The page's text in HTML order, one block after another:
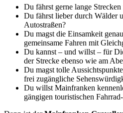
Du fährst gerne lange
Du fährst lieber durch Wälder
Autostraßen?
Du magst die Einsamkeit
gemeinsame Fahren mit
Du kannst – und willst – für
der Strecke ebenso wie am
Du magst tolle
frei zugängliche
Du willst Mainfranken
gängigen touristischen